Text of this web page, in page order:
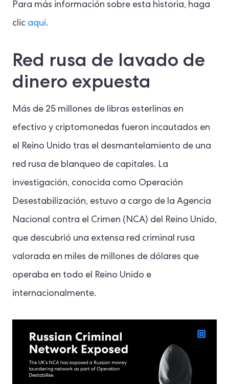
Para más información sobre esta historia, haga
clic aquí.
Red rusa de lavado de
dinero expuesta
Más de 25 millones de libras esterlinas en
efectivo y criptomonedas fueron incautados en
el Reino Unido tras el desmantelamiento de una
red rusa de blanqueo de capitales. La
investigación, conocida como Operación
Desestabilización, estuvo a cargo de la Agencia
Nacional contra el Crimen (NCA) del Reino Unido,
que descubrió una extensa red criminal rusa
valorada en miles de millones de dólares que
operaba en todo el Reino Unido e
internacionalmente.